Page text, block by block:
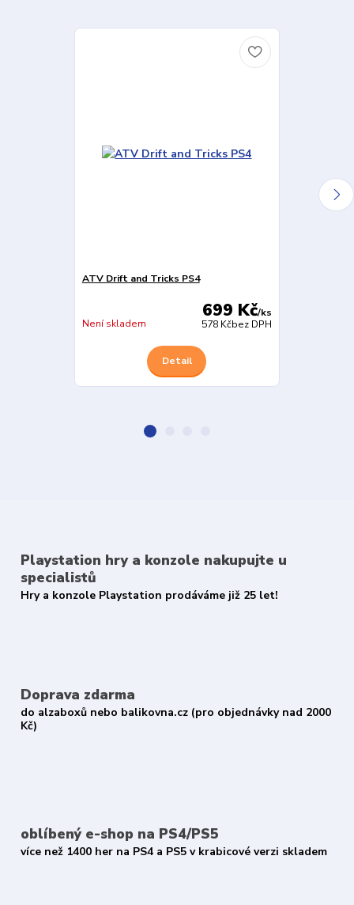
ATV Drift and Tricks PS4
699 Kč/ks
578 Kčbez DPH
Není skladem
Detail
Playstation hry a konzole nakupujte u
specialistů
Hry a konzole Playstation prodáváme již 25 let!
Doprava zdarma
do alzaboxů nebo balikovna.cz (pro objednávky nad 2000
Kč)
oblíbený e-shop na PS4/PS5
více než 1400 her na PS4 a PS5 v krabicové verzi skladem